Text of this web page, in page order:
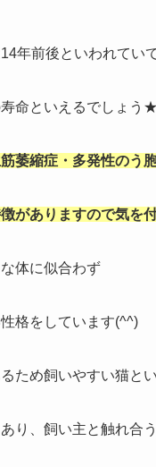
年前後といわれてい
命といえるでしょう★
萎縮症・多発性のう
がありますので気を
体に似合わず
格をしています(^^)
ため飼いやすい猫と
り、飼い主と触れ合